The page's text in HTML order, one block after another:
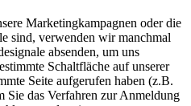
Marketingkampagnen oder die
sind, verwenden wir manchmal
absenden, um uns
Schaltfläche auf unserer
Seite aufgerufen haben (z.B.
Sie das Verfahren zur Anmeldung